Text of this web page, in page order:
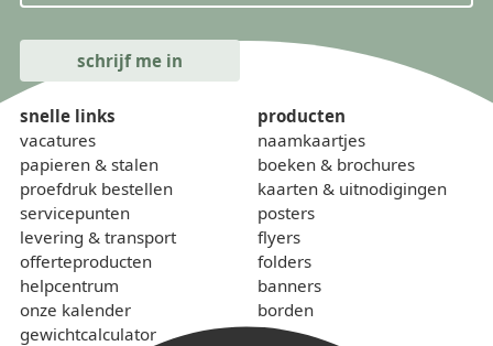
snelle links
vacatures
papieren & stalen
proefdruk bestellen
servicepunten
levering & transport
offerteproducten
helpcentrum
onze kalender
gewichtcalculator
producten
naamkaartjes
boeken & brochures
kaarten & uitnodigingen
posters
flyers
folders
banners
borden